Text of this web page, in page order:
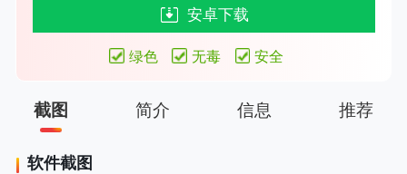
安卓下载
绿色 无毒 安全
截图 简介 信息 推荐
软件截图